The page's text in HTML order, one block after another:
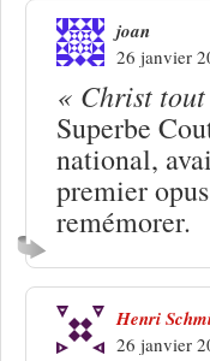
joan
26 janvier
« Christ
Superbe
national,
premier
remémorer.
Henri
26 janvier